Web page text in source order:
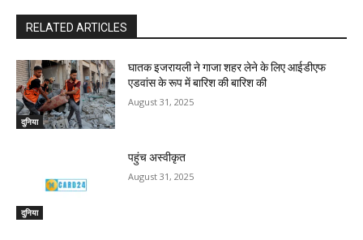
RELATED ARTICLES
दुनिया
घातक इजरायली ने गाजा शहर लेने के लिए आईडीएफ
एडवांस के रूप में बारिश की बारिश की
August 31, 2025
दुनिया
पहुंच अस्वीकृत
August 31, 2025